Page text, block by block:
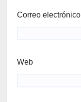
Correo electrónico
Web